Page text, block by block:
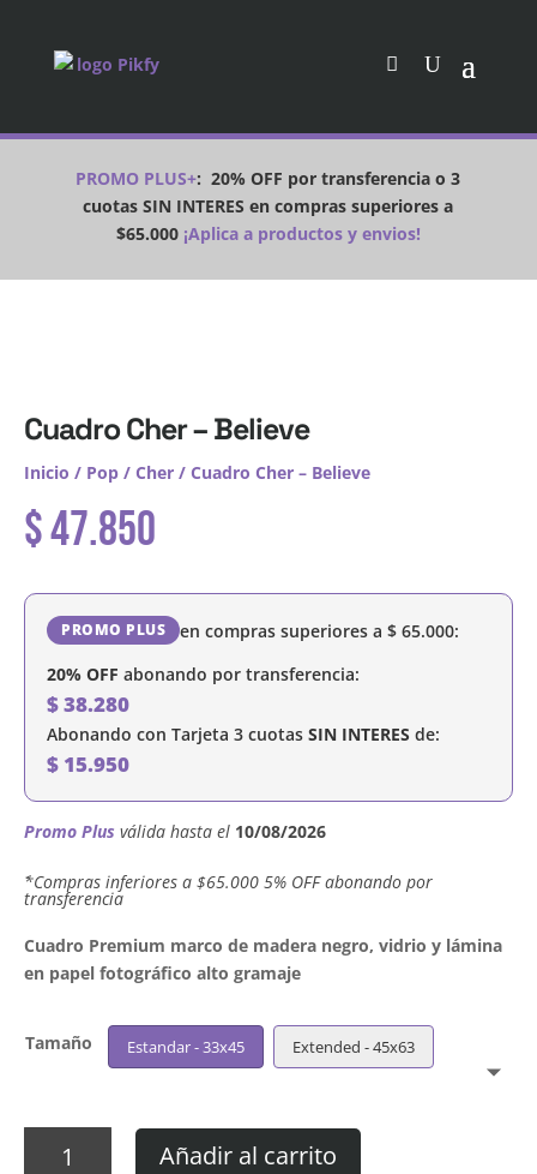
PROMO PLUS+:20% OFF por transferencia o 3
cuotas SIN INTERES en compras superiores a
$65.000¡Aplica a productos y envios!
Cuadro Cher – Believe
Inicio / Pop / Cher / Cuadro Cher – Believe
$47.850
PROMO PLUS en compras superiores a $ 65.000:
20% OFF abonando por transferencia:
$38.280
Abonando con Tarjeta 3 cuotas SIN INTERES de:
$ 15.950
Promo Plus válida hasta el 10/08/2026
´*Compras inferiores a $65.000 5% OFF abonando por
transferencia
Cuadro Premium marco de madera negro, vidrio y lámina
en papel fotográfico alto gramaje
Tamaño Estandar - 33x45 Extended - 45x63
Añadir al carrito